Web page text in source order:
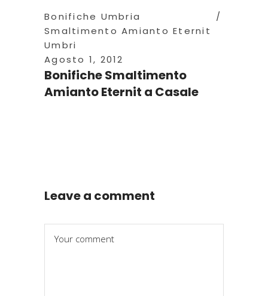
Bonifiche Umbria
Smaltimento Amianto Eternit
Umbri
Agosto 1, 2012
Bonifiche Smaltimento
Amianto Eternit a Casale
Leave a comment